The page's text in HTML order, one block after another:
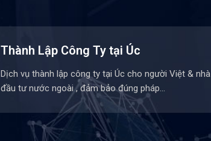
Thành Lập Công Ty tại Úc
Dịch vụ thành lập công ty tại Úc cho người Việt & nhà
đầu tư nước ngoài , đảm bảo đúng pháp…